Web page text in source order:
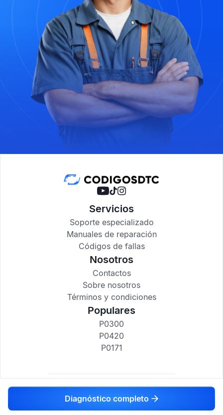
Diagnóstico completo
Servicios
Soporte especializado
Manuales de reparación
Códigos de fallas
Nosotros
Contactos
Sobre nosotros
Términos y condiciones
Populares
P0300
P0420
P0171
codigosdtc.com © 2017-2025